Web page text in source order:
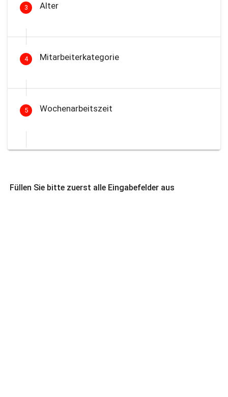
3 Alter
4 Mitarbeiterkategorie
5 Wochenarbeitszeit
Füllen Sie bitte zuerst alle Eingabefelder aus